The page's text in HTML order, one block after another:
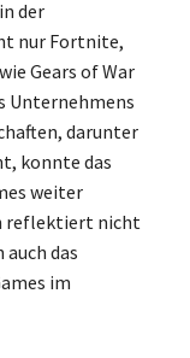
der
nur Fortnite,
Gears of War
Unternehmens
darunter
konnte das
weiter
reflektiert nicht
das
im